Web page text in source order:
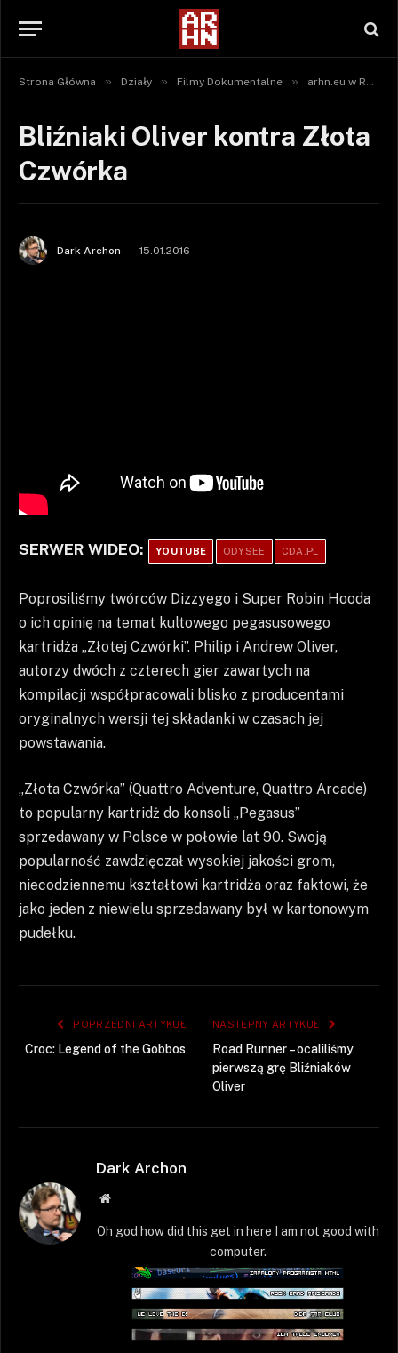
Strona Główna » Działy » Filmy Dokumentalne » arhn.eu w Radiant Worlds
Bliźniaki Oliver kontra Złota
Czwórka
Dark Archon 15.01.2016
SERWER WIDEO: YOUTUBE ODYSEE CDA.PL
Poprosiliśmy twórców Dizzyego i Super Robin Hooda
o ich opinię na temat kultowego pegasusowego
kartridża „Złotej Czwórki”. Philip i Andrew Oliver,
autorzy dwóch z czterech gier zawartych na
kompilacji współpracowali blisko z producentami
oryginalnych wersji tej składanki w czasach jej
powstawania.
„Złota Czwórka” (Quattro Adventure, Quattro Arcade)
to popularny kartridż do konsoli „Pegasus”
sprzedawany w Polsce w połowie lat 90. Swoją
popularność zawdzięczał wysokiej jakości grom,
niecodziennemu kształtowi kartridża oraz faktowi, że
jako jeden z niewielu sprzedawany był w kartonowym
pudełku.
POPRZEDNI ARTYKUŁ
Croc: Legend of the Gobbos
NASTĘPNY ARTYKUŁ
Road Runner – ocaliliśmy
pierwszą grę Bliźniaków
Oliver
Dark Archon
Strona
Oh god how did this get in here I am not good with
computer.